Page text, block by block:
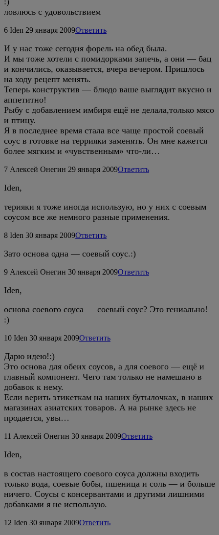
ловлюсь с удовольствием
6 Iden 29 января 2009Ответить
И у нас тоже сегодня форель на обед была.
И мы тоже хотели с помидорками запечь, а они — бац
и кончились, оказывается, вчера вечером. Пришлось
на ходу рецепт менять.
Теперь конструктив — блюдо ваше выглядит вкусно и
аппетитно!
Рыбу с добавлением имбиря ещё не делала,только мясо
и птицу.
Я в последнее время стала все чаще простой соевый
соус в готовке на террияки заменять. Он мне кажется
более мягким и «чувственным» что-ли…
7 Алексей Онегин 29 января 2009Ответить
Iden,
терияки я тоже иногда использую, но у них с соевым
соусом все же немного разные применения.
8 Iden 30 января 2009Ответить
Зато основа одна — соевый соус.:)
9 Алексей Онегин 30 января 2009Ответить
Iden,
основа соевого соуса — соевый соус? Это гениально!
:)
10 Iden 30 января 2009Ответить
Дарю идею!:)
Это основа для обеих соусов, а для соевого — ещё и
главный компонент. Чего там только не намешано в
добавок к нему.
Если верить этикеткам на наших бутылочках, в наших
магазинах азиатских товаров. А на рынке здесь не
продается, увы…
11 Алексей Онегин 30 января 2009Ответить
Iden,
в состав настоящего соевого соуса должны входить
только вода, соевые бобы, пшеница и соль — и больше
ничего. Соусы с консервантами и другими лишними
добавками я не использую.
12 Iden 30 января 2009Ответить